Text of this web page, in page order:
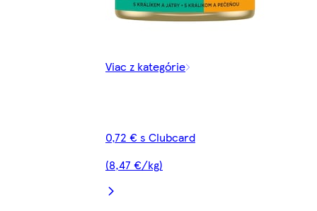
Viac z kategórie
0,72 € s Clubcard
(8,47 €/kg)